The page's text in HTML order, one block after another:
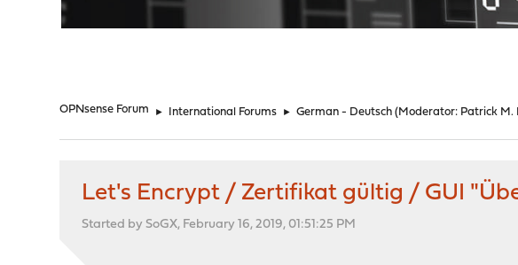
OPNsense Forum ► International Forums ► German - Deutsch (Moderator: Patrick M.
Let's Encrypt / Zertifikat gültig / GUI
Started by SoGX, February 16, 2019, 01:51:25 PM